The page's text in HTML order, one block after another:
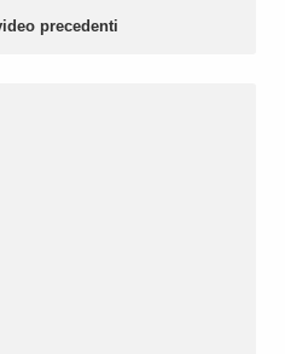
precedenti